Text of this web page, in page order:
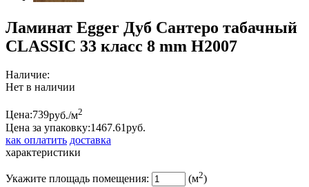
Ламинат Egger Дуб Сантеро табачный
CLASSIC 33 класс 8 mm Н2007
Наличие:
Нет в наличии
Цена:739руб./м2
Цена за упаковку:1467.61руб.
как оплатить доставка
характеристики
Укажите площадь помещения: (м2)